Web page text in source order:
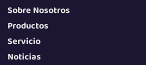
Sobre Nosotros
Productos
Servicio
Noticias